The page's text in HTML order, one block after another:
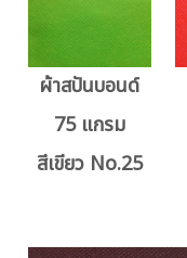
ผ้าสปันบอนด์
75 แกรม
สีเขียว No.25